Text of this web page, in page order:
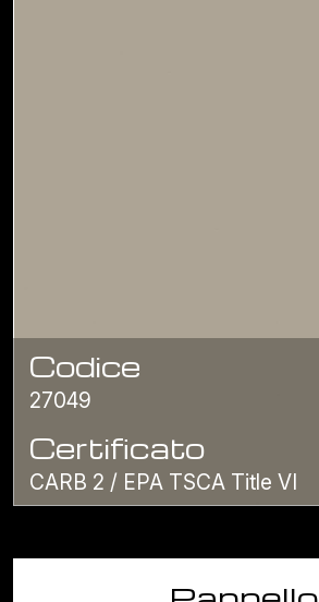
Codice
27049
Certificato
CARB 2 / EPA TSCA Title VI